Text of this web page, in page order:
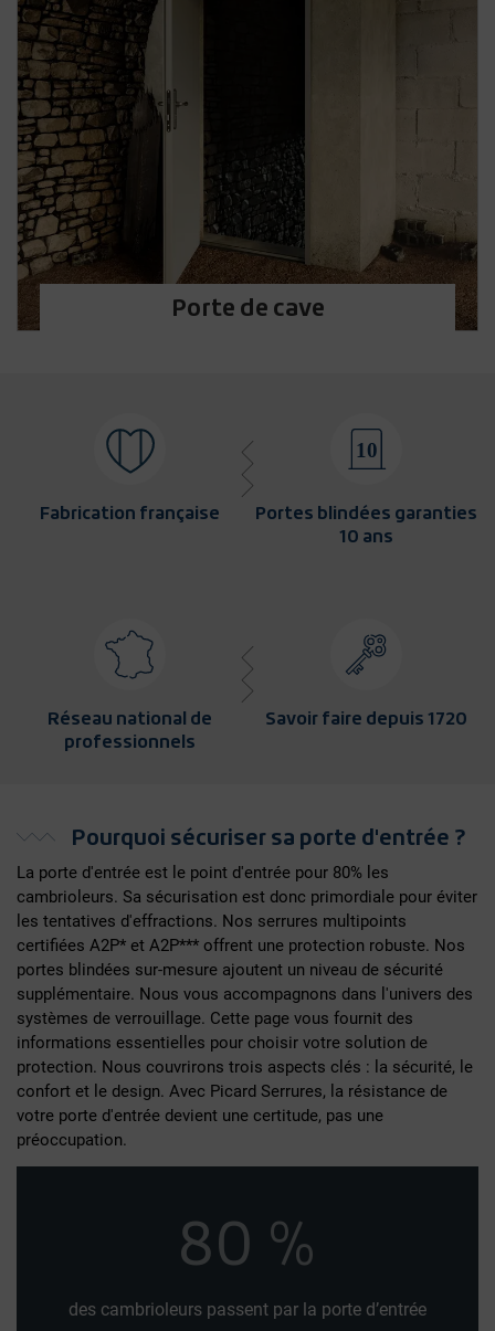
Porte de cave
Fabrication française
Portes blindées garanties
10 ans
Réseau national de
professionnels
Savoir faire depuis 1720
Pourquoi sécuriser sa porte d'entrée ?
La porte d'entrée est le point d'entrée pour 80% les
cambrioleurs. Sa sécurisation est donc primordiale pour éviter
les tentatives d'effractions. Nos serrures multipoints
certifiées A2P* et A2P*** offrent une protection robuste. Nos
portes blindées sur-mesure ajoutent un niveau de sécurité
supplémentaire. Nous vous accompagnons dans l'univers des
systèmes de verrouillage. Cette page vous fournit des
informations essentielles pour choisir votre solution de
protection. Nous couvrirons trois aspects clés : la sécurité, le
confort et le design. Avec Picard Serrures, la résistance de
votre porte d'entrée devient une certitude, pas une
préoccupation.
80 %
des cambrioleurs passent par la porte d’entrée